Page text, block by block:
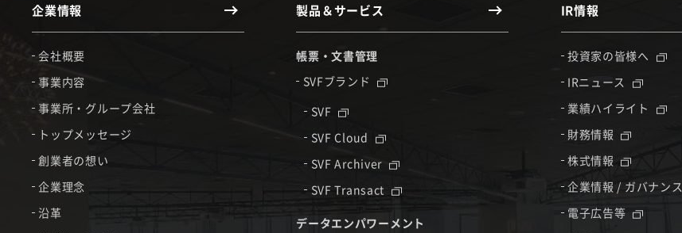
企業情報
会社概要
事業内容
事業所・グループ会社
トップメッセージ
創業者の想い
企業理念
沿革
製品＆サービス
帳票・文書管理
SVFブランド
SVF
SVF Cloud
SVF Archiver
SVF Transact
データエンパワーメント
IR情報
投資家の皆様へ
IRニュース
業績ハイライト
財務情報
株式情報
企業情報 / ガバナンス
電子広告等